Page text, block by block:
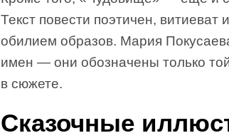
Текст повести поэтичен,
обилием образов. Мария
имен — они обозначены только
в сюжете.
Сказочные